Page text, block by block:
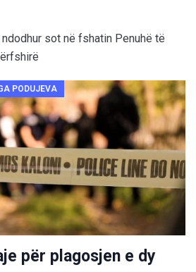
sot në fshatin Penuhë të
PODUJEVA
për plagosjen e dy